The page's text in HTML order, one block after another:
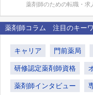
薬剤師のための転職・求
薬剤師コラム 注目のキー
キャリア 門前薬局
研修認定薬剤師資格
薬剤師インタビュー